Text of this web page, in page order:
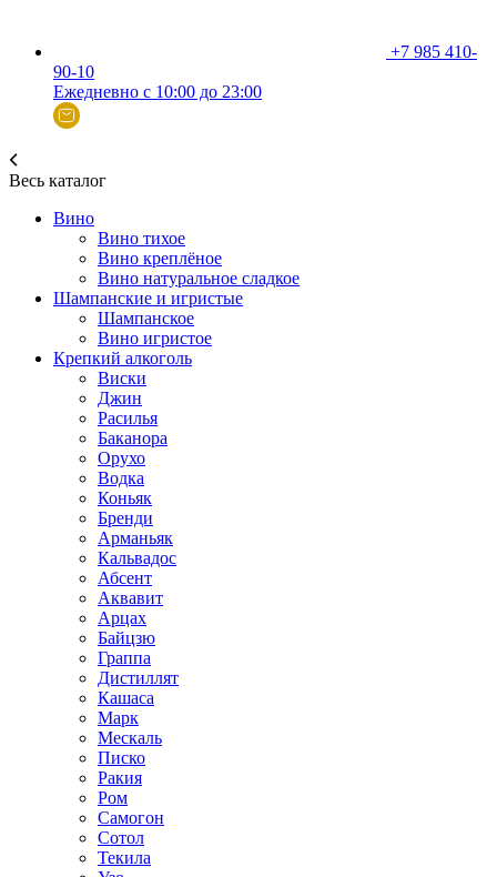
+7 985 410-
90-10
Ежедневно с 10:00 до 23:00
Весь каталог
Вино
Вино тихое
Вино креплёное
Вино натуральное сладкое
Шампанские и игристые
Шампанское
Вино игристое
Крепкий алкоголь
Виски
Джин
Расилья
Баканора
Орухо
Водка
Коньяк
Бренди
Арманьяк
Кальвадос
Абсент
Аквавит
Арцах
Байцзю
Граппа
Дистиллят
Кашаса
Марк
Мескаль
Писко
Ракия
Ром
Самогон
Сотол
Текила